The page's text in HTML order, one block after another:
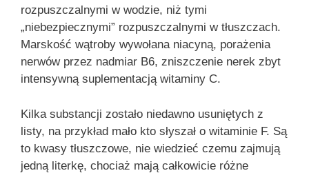
rozpuszczalnymi w wodzie, niż tymi
„niebezpiecznymi” rozpuszczalnymi w tłuszczach.
Marskość wątroby wywołana niacyną, porażenia
nerwów przez nadmiar B6, zniszczenie nerek zbyt
intensywną suplementacją witaminy C.
Kilka substancji zostało niedawno usuniętych z
listy, na przykład mało kto słyszał o witaminie F. Są
to kwasy tłuszczowe, nie wiedzieć czemu zajmują
jedną literkę, chociaż mają całkowicie różne